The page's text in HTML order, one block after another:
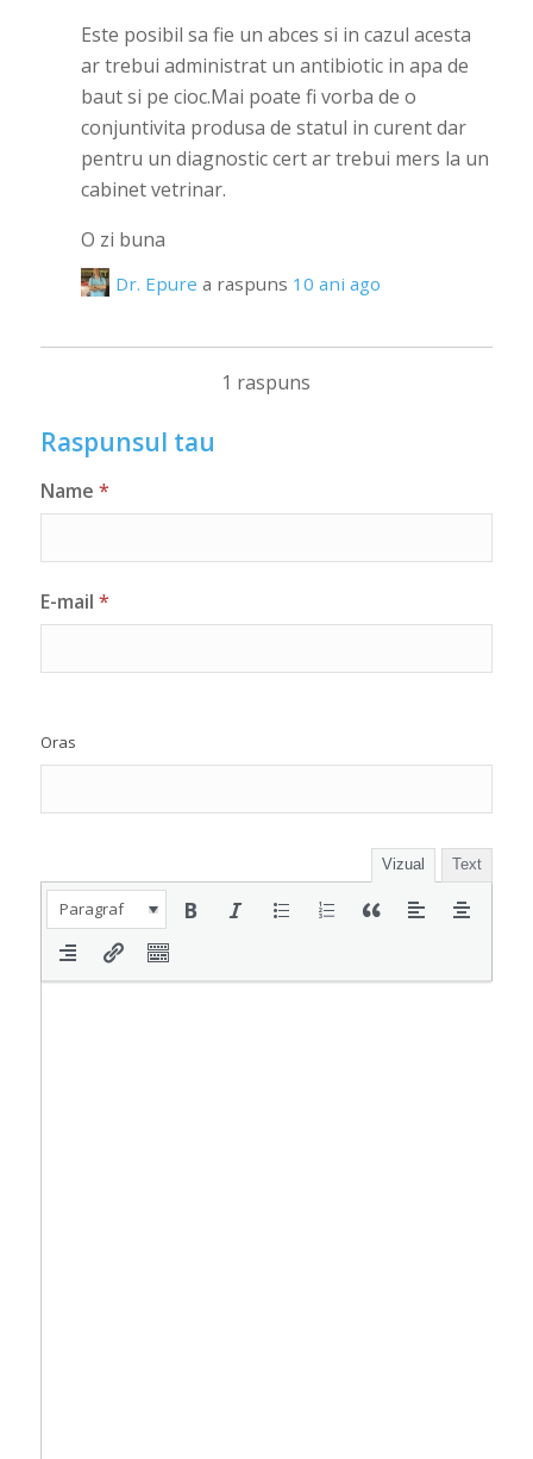
Este posibil sa fie un abces si in cazul acesta
ar trebui administrat un antibiotic in apa de
baut si pe cioc.Mai poate fi vorba de o
conjuntivita produsa de statul in curent dar
pentru un diagnostic cert ar trebui mers la un
cabinet vetrinar.
O zi buna
Dr. Epure a raspuns 10 ani ago
1 raspuns
Raspunsul tau
Name *
E-mail *
Oras
Vizual Text
Paragraf